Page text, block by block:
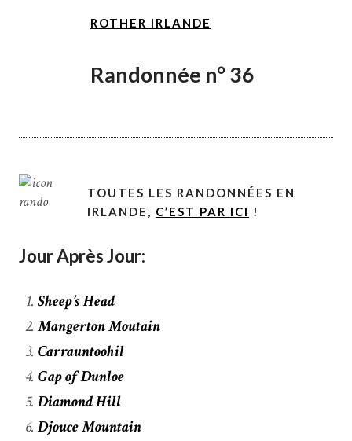
ROTHER IRLANDE
Randonnée n° 36
TOUTES LES RANDONNÉES EN
IRLANDE, C’EST PAR ICI !
Jour Après Jour:
Sheep’s Head
Mangerton Moutain
Carrauntoohil
Gap of Dunloe
Diamond Hill
Djouce Mountain